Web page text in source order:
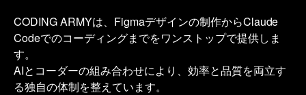
CODING ARMYは、Figmaデザインの制作からClaude
Codeでのコーディングまでをワンストップで提供しま
す。
AIとコーダーの組み合わせにより、効率と品質を両立す
る独自の体制を整えています。